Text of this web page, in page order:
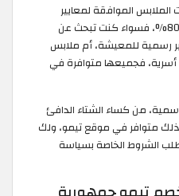
الموافقة لمعايير
الأزياء العالمية بتخفيض يصل إلى 80%، فسواء كنت تبحث عن
رسمية للمعيشة، أم ملابس
فجميعها متوافرة في
من كساء الشتاء الدافئ
متوافر في موقع تيمو، ولك
الشروط الخاصة بسياسة